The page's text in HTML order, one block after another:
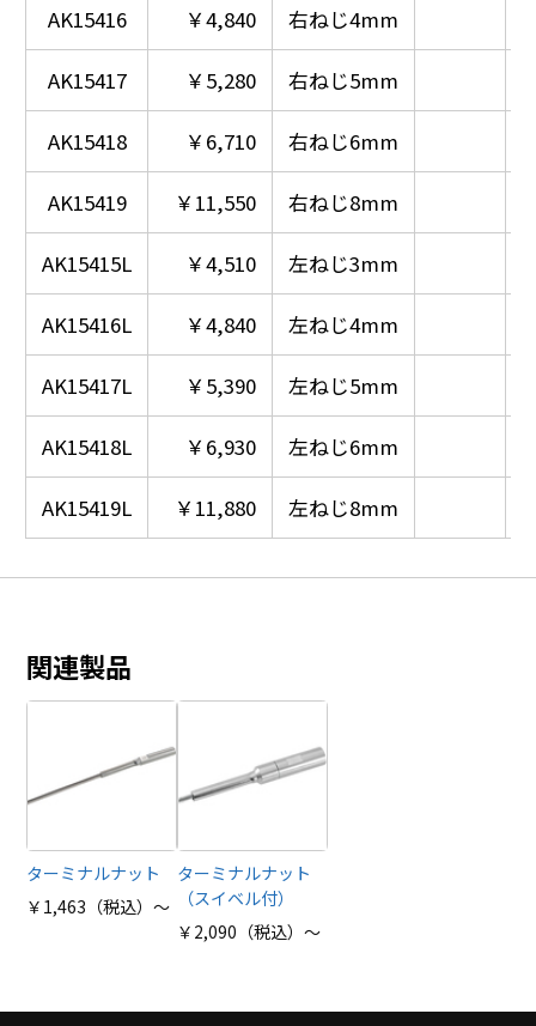
AK15416
AK15417
AK15418
AK15419
AK15415L
AK15416L
AK15417L
AK15418L
AK15419L
￥4,840 右ねじ4mm
￥5,280 右ねじ5mm
￥6,710 右ねじ6mm
￥11,550 右ねじ8mm
￥4,510 左ねじ3mm
￥4,840 左ねじ4mm
￥5,390 左ねじ5mm
￥6,930 左ねじ6mm
￥11,880 左ねじ8mm
関連製品
ターミナルナット
￥1,463（税込）～
ターミナルナット
（スイベル付）
￥2,090（税込）～